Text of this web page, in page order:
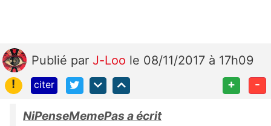
Publié par J-Loo le 08/11/2017 à 17h09
!
citer + -
NiPenseMemePas a écrit